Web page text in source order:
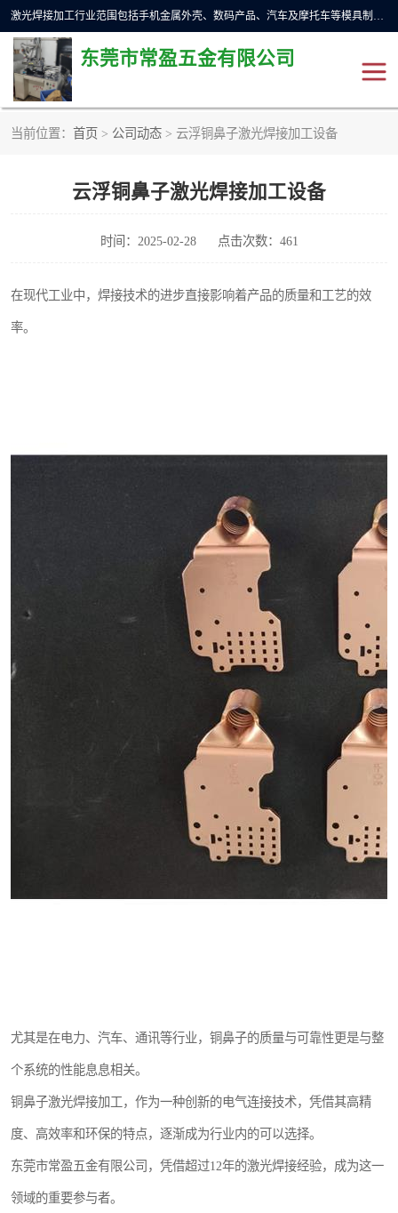
激光焊接加工行业范围包括手机金属外壳、数码产品、汽车及摩托车等模具制造和成型行业的模具修补，同时也适用于金属工件的直线、圆周等自动焊接，常用于手机电池、首饰、电子元件、传感器，钟表、精密机械、通信、工艺品等行业。
东莞市常盈五金有限公司
当前位置： 首页 > 公司动态 > 云浮铜鼻子激光焊接加工设备
云浮铜鼻子激光焊接加工设备
时间：2025-02-28 点击次数：461
在现代工业中，焊接技术的进步直接影响着产品的质量和工艺的效
率。
尤其是在电力、汽车、通讯等行业，铜鼻子的质量与可靠性更是与整
个系统的性能息息相关。
铜鼻子激光焊接加工，作为一种创新的电气连接技术，凭借其高精
度、高效率和环保的特点，逐渐成为行业内的可以选择。
东莞市常盈五金有限公司，凭借超过12年的激光焊接经验，成为这一
领域的重要参与者。
铝合金产品激光焊接 铁制品激光焊接加工
紫铜产品激光焊接 铁螺柱激光焊接加工
水冷波纹管焊接